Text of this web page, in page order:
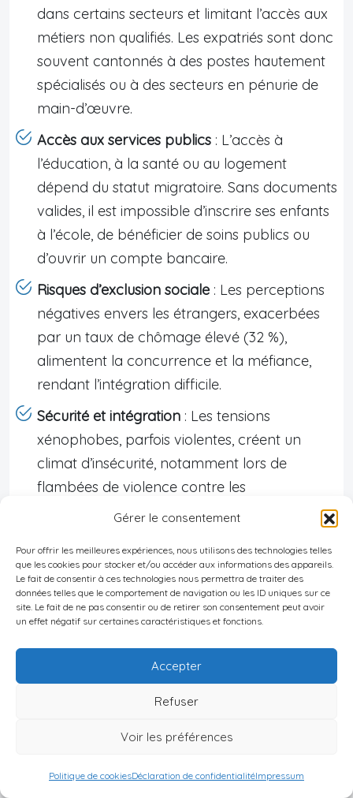
Gérer le consentement
Pour offrir les meilleures expériences, nous utilisons des technologies telles
que les cookies pour stocker et/ou accéder aux informations des appareils.
Le fait de consentir à ces technologies nous permettra de traiter des
données telles que le comportement de navigation ou les ID uniques sur ce
site. Le fait de ne pas consentir ou de retirer son consentement peut avoir
un effet négatif sur certaines caractéristiques et fonctions.
Accepter
Refuser
Voir les préférences
Politique de cookiesDéclaration de confidentialitéImpressum
dans certains secteurs et limitant l’accès aux
métiers non qualifiés. Les expatriés sont donc
souvent cantonnés à des postes hautement
spécialisés ou à des secteurs en pénurie de
main-d’œuvre.
Accès aux services publics : L’accès à
l’éducation, à la santé ou au logement
dépend du statut migratoire. Sans documents
valides, il est impossible d’inscrire ses enfants
à l’école, de bénéficier de soins publics ou
d’ouvrir un compte bancaire.
Risques d’exclusion sociale : Les perceptions
négatives envers les étrangers, exacerbées
par un taux de chômage élevé (32 %),
alimentent la concurrence et la méfiance,
rendant l’intégration difficile.
Sécurité et intégration : Les tensions
xénophobes, parfois violentes, créent un
climat d’insécurité, notamment lors de
flambées de violence contre les
communautés étrangères.
Discrimination, préjugés culturels et
mesures de soutien
Discrimination et préjugés: Les expatriés sont
discrimination sur le marché du travail, dans
l’accès au logement ou aux soins. Les préjugés
culturels sont parfois relayés par des discours
politiques stigmatisants.